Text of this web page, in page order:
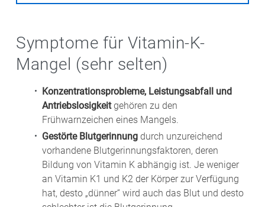
Symptome für Vitamin-K-
Mangel (sehr selten)
Konzentrationsprobleme, Leistungsabfall und
Antriebslosigkeitgehören zu den
Frühwarnzeichen eines Mangels.
Gestörte Blutgerinnung durch unzureichend
vorhandene Blutgerinnungsfaktoren, deren
Bildung von Vitamin K abhängig ist. Je weniger
an Vitamin K1 und K2 der Körper zur Verfügung
hat, desto „dünner“ wird auch das Blut und desto